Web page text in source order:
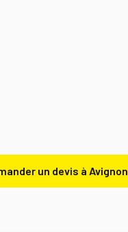
un devis à Avignon